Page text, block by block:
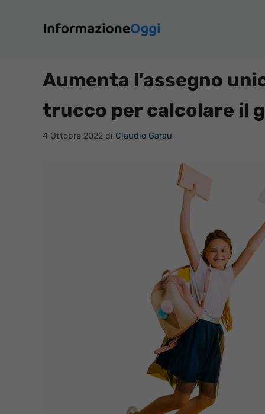
contenuto
Aumenta l’assegno
trucco per calcolare il
4 Ottobre 2022 di Claudio Garau